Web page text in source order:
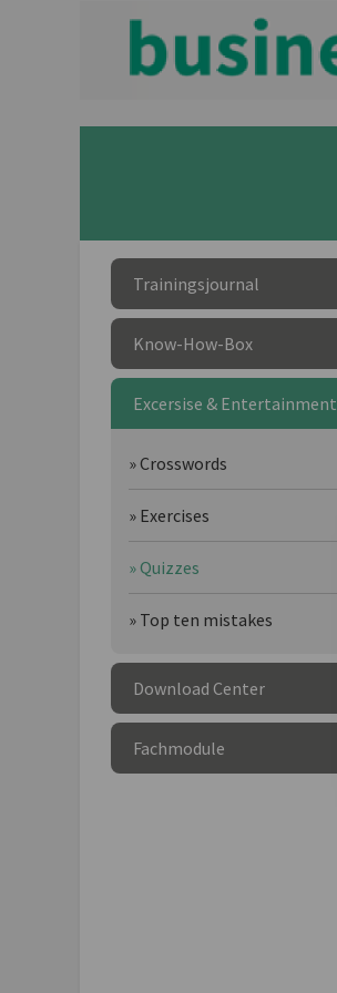
Trainingsjournal
Know-How-Box
Excersise & Entertainment
» Crosswords
» Exercises
» Quizzes
» Top ten mistakes
Download Center
Fachmodule